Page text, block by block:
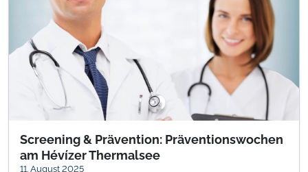
Screening & Prävention: Präventionswochen
am Hévízer Thermalsee
11. August 2025